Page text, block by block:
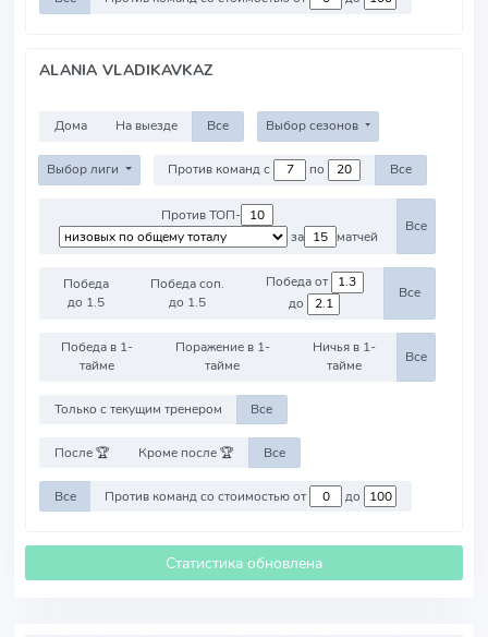
ALANIA VLADIKAVKAZ
Дома На выезде Все Выбор сезонов
Выбор лиги Против команд с по Все
Против ТОП-
за
матчей
Все
Победа
до 1.5
Победа соп.
до 1.5
Победа от
до
Все
Победа в 1-
тайме
Поражение в 1-
тайме
Ничья в 1-
тайме
Все
Только с текущим тренером Все
После 🏆 Кроме после 🏆 Все
Все Против команд со стоимостью от до
Статистика обновлена